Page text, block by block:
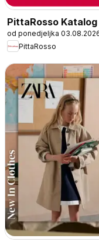
PittaRosso Katalog
od ponedjeljka
PittaRosso